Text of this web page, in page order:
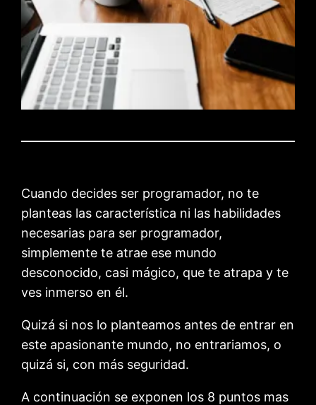
Cuando decides ser programador, no te
planteas las característica ni las habilidades
necesarias para ser programador,
simplemente te atrae ese mundo
desconocido, casi mágico, que te atrapa y te
ves inmerso en él.
Quizá si nos lo planteamos antes de entrar en
este apasionante mundo, no entrariamos, o
quizá si, con más seguridad.
A continuación se exponen los 8 puntos mas